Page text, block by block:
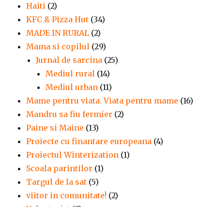
Haiti (2)
KFC & Pizza Hut (34)
MADE IN RURAL (2)
Mama si copilul (29)
Jurnal de sarcina (25)
Mediul rural (14)
Mediul urban (11)
Mame pentru viata. Viata pentru mame (16)
Mandru sa fiu fermier (2)
Paine si Maine (13)
Proiecte cu finantare europeana (4)
Proiectul Winterization (1)
Scoala parintilor (1)
Targul de la sat (5)
viitor in comunitate! (2)